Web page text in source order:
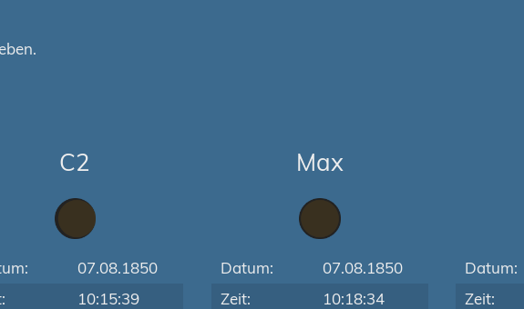
C2
07.08.1850
10:15:39
Max
Datum:
07.08.1850
Zeit:
10:18:34
Datum:
Zeit: